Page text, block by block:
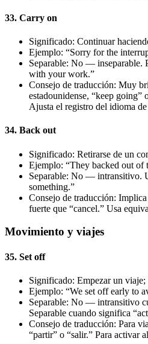
33. Carry on
Significado: Continuar
Ejemplo: “Sorry for the
Separable: No — inseparable.
with your work.”
Consejo de traducción: Muy
estadounidense, “keep going”
Ajusta el registro del idioma
34. Back out
Significado: Retirarse de un
Ejemplo: “They backed out of
Separable: No — intransitivo.
something.”
Consejo de traducción:
fuerte que “cancel.” Usa
Movimiento y viajes
35. Set off
Significado: Empezar un viaje;
Ejemplo: “We set off early to
Separable: No — intransitivo
Separable cuando significa
Consejo de traducción: Para
“partir” o “salir.” Para activar